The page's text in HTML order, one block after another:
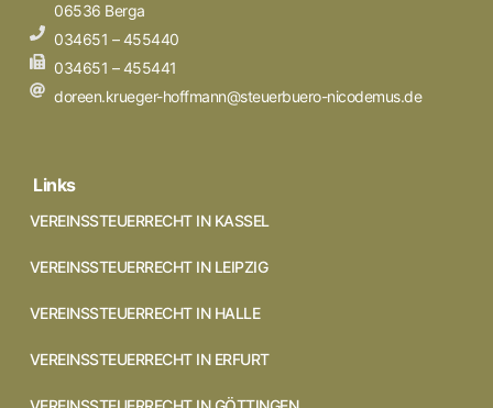
06536 Berga
034651 – 455440
034651 – 455441
doreen.krueger-hoffmann@steuerbuero-nicodemus.de
Links
VEREINSSTEUERRECHT IN KASSEL
VEREINSSTEUERRECHT IN LEIPZIG
VEREINSSTEUERRECHT IN HALLE
VEREINSSTEUERRECHT IN ERFURT